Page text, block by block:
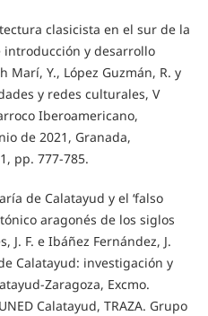
clasicista en el sur de la
introducción y desarrollo
Marí, Y., López Guzmán, R. y
y redes culturales, V
Iberoamericano,
de 2021, Granada,
pp. 777-785.
de Calatayud y el ‘falso
aragonés de los siglos
J. F. e Ibáñez Fernández, J.
Calatayud: investigación y
Zaragoza, Excmo.
Calatayud, TRAZA. Grupo